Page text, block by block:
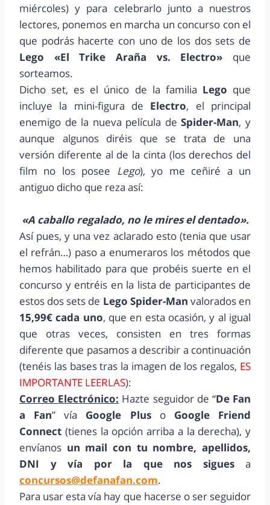
miércoles) y para celebrarlo junto a nuestros
lectores, ponemos en marcha un concurso con el
que podrás hacerte con uno de los dos sets de
Lego
«El Trike Araña vs. Electro» que
sorteamos.
Dicho set, es el único de la familia Lego que
incluye la mini-figura de Electro, el principal
enemigo de la nueva película deSpider-Man, y
aunque algunos diréis que se trata de una
versión diferente al de la cinta (los derechos del
film no los posee Lego), yo me ceñiré a un
antiguo dicho que reza así:
«A caballo regalado, no le mires el dentado».
Así pues, y una vez aclarado esto (tenia que usar
el refrán…) paso a enumeraros los métodos que
hemos habilitado para que probéis suerte en el
concurso y entréis en la lista de participantes de
estos dos sets de Lego Spider-Man valorados en
15,99€ cada uno, que en esta ocasión, y al igual
que otras veces, consisten en tres formas
diferente que pasamos a describir a continuación
(tenéis las bases tras la imagen de los regalos, ES
IMPORTANTE LEERLAS):
Correo Electrónico: Hazte seguidor de “De Fan
a Fan” vía Google Pluso Google Friend
Connect (tienes la opción arriba a la derecha), y
envíanos un mail con tu nombre, apellidos,
DNI y vía por la que nos siguesa
concursos@defanafan.com.
Para usar esta vía hay que hacerse o ser seguidor